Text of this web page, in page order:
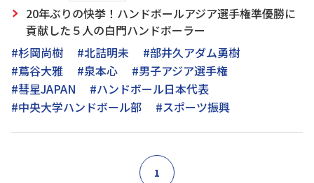
20年ぶりの快挙！ハンドボールアジア選手権準優勝に
貢献した５人の白門ハンドボーラー
#杉岡尚樹
#北詰明未
#部井久アダム勇樹
#蔦谷大雅
#泉本心
#男子アジア選手権
#彗星JAPAN
#ハンドボール日本代表
#中央大学ハンドボール部
#スポーツ振興
1